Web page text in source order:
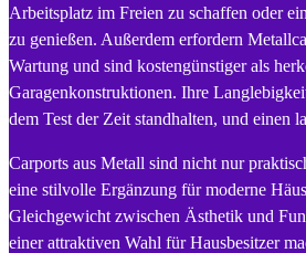
Arbeitsplatz im Freien zu schaffen oder
zu genießen. Außerdem erfordern
Wartung und sind kostengünstiger als
Garagenkonstruktionen. Ihre
dem Test der Zeit standhalten, und einen
Carports aus Metall sind nicht nur
eine stilvolle Ergänzung für moderne
Gleichgewicht zwischen Ästhetik und
einer attraktiven Wahl für Hausbesitzer